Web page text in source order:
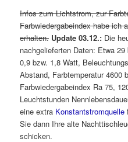
Infos zum Lichtstrom, zur
Farbwiedergabeindex habe ich
erhalten. Update 03.12.: Die
nachgelieferten Daten: Etwa
0,9 bzw. 1,8 Watt,
Abstand, Farbtemperatur 4600
Farbwiedergabeindex Ra 75,
Leuchtstunden
eine extra Konstantstromquelle
Sie dann Ihre alte
schicken.